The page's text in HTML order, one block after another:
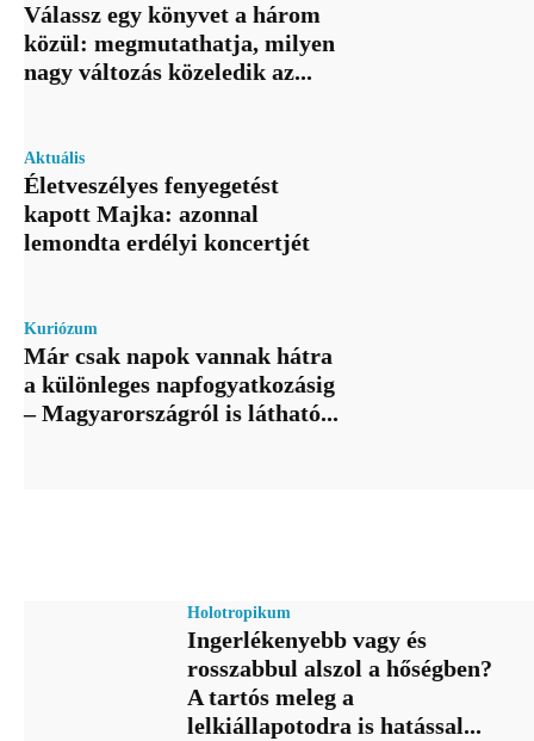
Válassz egy könyvet a három
közül: megmutathatja, milyen
nagy változás közeledik az...
Aktuális
Életveszélyes fenyegetést
kapott Majka: azonnal
lemondta erdélyi koncertjét
Kuriózum
Már csak napok vannak hátra
a különleges napfogyatkozásig
– Magyarországról is látható...
Holotropikum
Ingerlékenyebb vagy és
rosszabbul alszol a hőségben?
A tartós meleg a
lelkiállapotodra is hatással...